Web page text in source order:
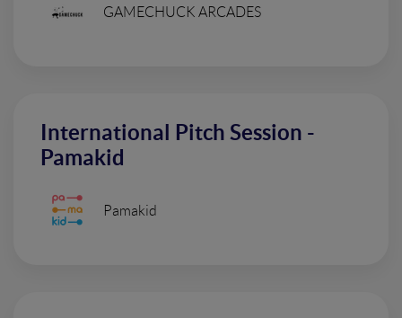
GAMECHUCK ARCADES
International Pitch Session -
Pamakid
Pamakid